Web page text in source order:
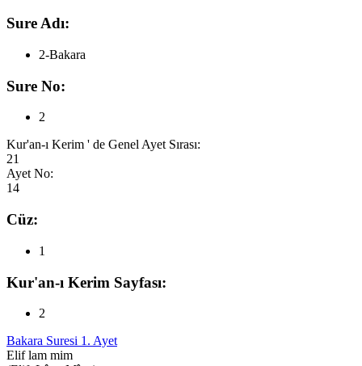
Sure Adı:
2-Bakara
Sure No:
2
Kur'an-ı Kerim ' de Genel Ayet Sırası:
21
Ayet No:
14
Cüz:
1
Kur'an-ı Kerim Sayfası:
2
Bakara Suresi 1. Ayet
Elif lam mim